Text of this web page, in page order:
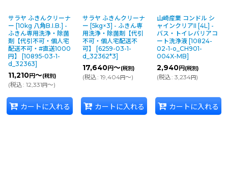
サラヤ ふきんクリーナ
ー [10kg 八角B.I.B.] -
ふきん専用洗浄・除菌
剤【代引不可・個人宅
配送不可・#直送1000
円】
[10895-03-1-
d_32363]
11,210円～(税別)
(税込: 12,331 円～)
カートに入れる
サラヤ ふきんクリーナ
ー [5kg×3] - ふきん専
用洗浄・除菌剤【代引
不可・個人宅配送不
可】
[6259-03-1-
d_32362*3]
17,640円～(税別)
(税込: 19,404円～)
カートに入れる
山崎産業 コンドル シ
ャインクリアII [4L] -
バス・トイレバリアコ
ート洗浄液 [10824-
02-1-o_CH901-
004X-MB]
2,940円 (税別)
(税込: 3,234円)
カートに入れる